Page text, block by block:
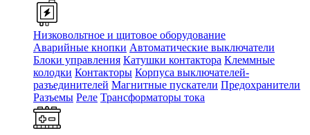
Низковольтное и щитовое оборудование
Аварийные кнопки Автоматические выключатели
Блоки управления Катушки контактора Клеммные
колодки Контакторы Корпуса выключателей-
разъединителей Магнитные пускатели Предохранители
Разъемы Реле Трансформаторы тока